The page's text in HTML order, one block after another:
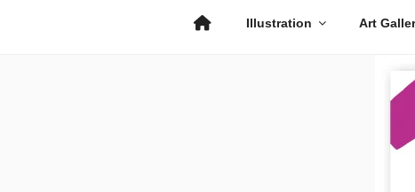
Illustration Art